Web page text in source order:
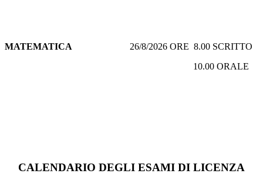
MATEMATICA
26/8/2026 ORE 8.00 SCRITTO
10.00 ORALE
CALENDARIO DEGLI ESAMI DI LICENZA